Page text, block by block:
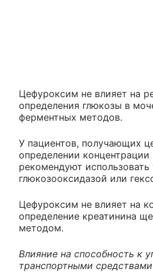
Цефуроксим не влияет на
определения глюкозы в
ферментных методов.
У пациентов, получающих
определении
рекомендуют использовать
глюкозооксидазой или
Цефуроксим не влияет на
определение креатинина
методом.
Влияние на способность к
транспортными